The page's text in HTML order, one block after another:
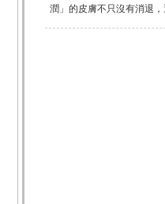
潤」的皮膚不只沒有消退